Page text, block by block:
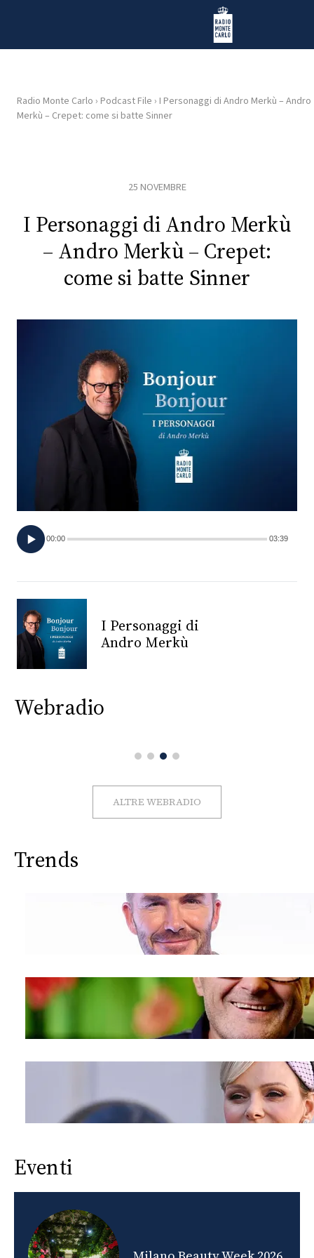
Radio Monte Carlo
HOME
RADIO
PLAYLIST
CONCORSI
EVENTI
TV
PRINCIPATO
MONACO
RMC
CONSIGLIA
Radio Monte Carlo › Podcast File › I Personaggi di Andro Merkù – Andro
Merkù – Crepet: come si batte Sinner
25 NOVEMBRE
I Personaggi di Andro Merkù
– Andro Merkù – Crepet:
come si batte Sinner
00:00 03:39
I Personaggi di
Andro Merkù
Webradio
ALTRE WEBRADIO
Trends
Eventi